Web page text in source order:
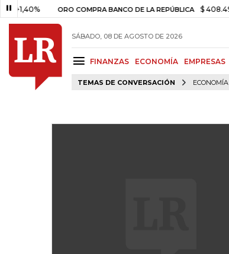
ORO COMPRA BANCO DE LA REPÚBLICA $ 408.498,97
SÁBADO, 08 DE AGOSTO DE 2026
FINANZAS ECONOMÍA EMPRESAS
TEMAS DE CONVERSACIÓN ECONOMÍA